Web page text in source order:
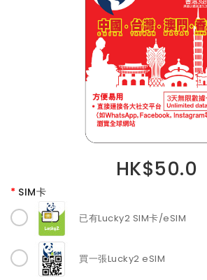
HK$50.0
SIM卡
已有Lucky2 SIM卡/eSIM
買一張Lucky2 eSIM